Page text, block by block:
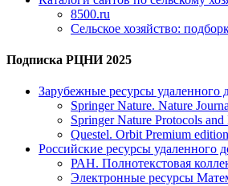
8500.ru
Сельское хозяйство:
Подписка РЦНИ 2025
Зарубежные ресурсы удаленного
Springer Nature. Nature
Springer Nature Protocols and
Questel. Orbit Premium edition
Российские ресурсы удаленного
РАН. Полнотекстовая
Электронные ресурсы